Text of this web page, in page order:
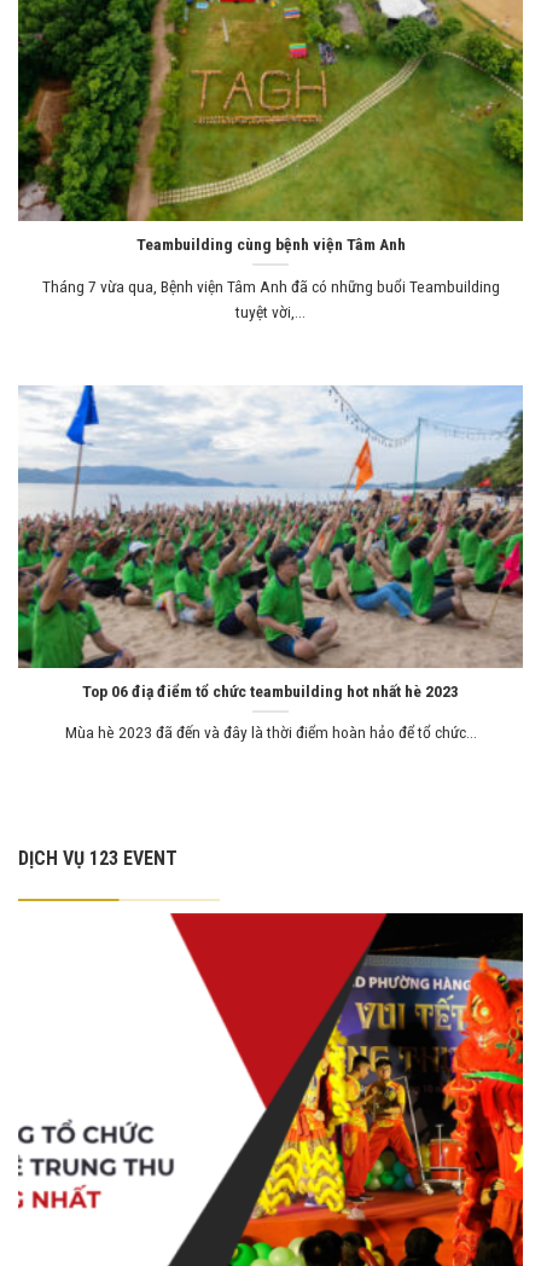
Teambuilding cùng bệnh viện Tâm Anh
Tháng 7 vừa qua, Bệnh viện Tâm Anh đã có những buổi Teambuilding
tuyệt vời,...
Top 06 điạ điểm tổ chức teambuilding hot nhất hè 2023
Mùa hè 2023 đã đến và đây là thời điểm hoàn hảo để tổ chức...
DỊCH VỤ 123 EVENT